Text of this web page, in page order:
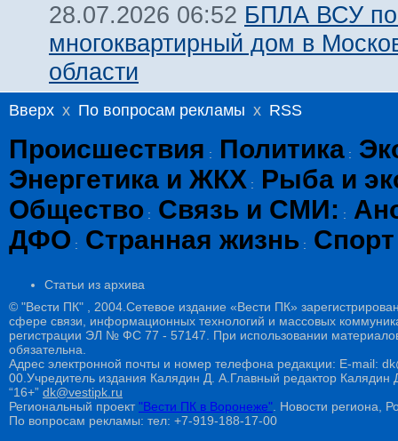
28.07.2026 06:52 БПЛА ВСУ
многоквартирный дом в
области
Вверх x По вопросам рекламы x RSS
Происшествия : Политика :
Энергетика и ЖКХ :
Рыба и
Общество : Связь и СМИ: :
ДФО : Странная жизнь : Спорт
Статьи из архива
© "Вести ПК" , 2004.Сетевое издание «Вести ПК»
сфере связи, информационных технологий и массовых
регистрации ЭЛ № ФС 77 - 57147. При использовании
обязательна.
Адрес электронной почты и номер телефона редакции: E-mail:
00.Учредитель издания Калядин Д. А.Главный редактор
“16+” dk@vestipk.ru
Региональный проект"Вести ПК в Воронеже" . Новости региона,
По вопросам рекламы: тел: +7-919-188-17-00